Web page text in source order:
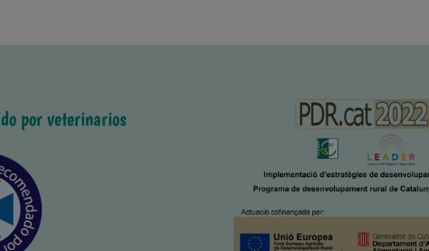
por veterinarios